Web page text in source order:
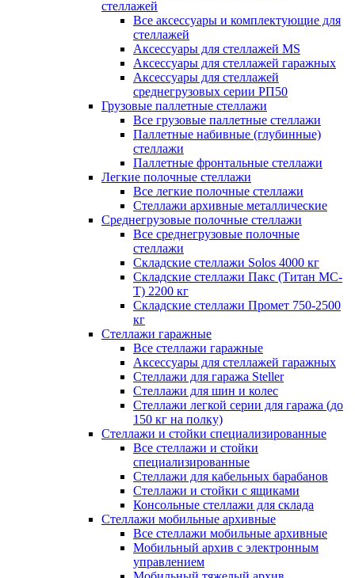
стеллажей
Все аксессуары и комплектующие для
стеллажей
Аксессуары для стеллажей MS
Аксессуары для стеллажей гаражных
Аксессуары для стеллажей
среднегрузовых серии РП50
Грузовые паллетные стеллажи
Все грузовые паллетные стеллажи
Паллетные набивные (глубинные)
стеллажи
Паллетные фронтальные стеллажи
Легкие полочные стеллажи
Все легкие полочные стеллажи
Стеллажи архивные металлические
Среднегрузовые полочные стеллажи
Все среднегрузовые полочные
стеллажи
Складские стеллажи Solos 4000 кг
Складские стеллажи Пакс (Титан МС-
Т) 2200 кг
Складские стеллажи Промет 750-2500
кг
Стеллажи гаражные
Все стеллажи гаражные
Аксессуары для стеллажей гаражных
Стеллажи для гаража Steller
Стеллажи для шин и колес
Стеллажи легкой серии для гаража (до
150 кг на полку)
Стеллажи и стойки специализированные
Все стеллажи и стойки
специализированные
Стеллажи для кабельных барабанов
Стеллажи и стойки с ящиками
Консольные стеллажи для склада
Стеллажи мобильные архивные
Все стеллажи мобильные архивные
Мобильный архив с электронным
управлением